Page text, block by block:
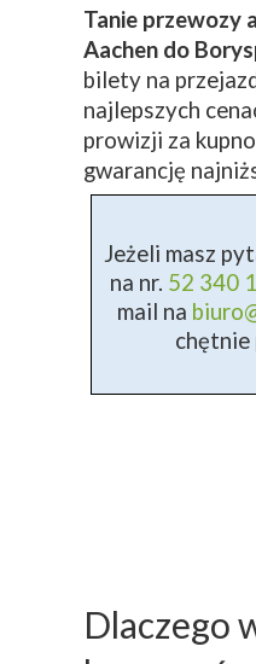
Tanie przewozy
Aachen do
bilety na
najlepszych
prowizji za
gwarancję
Jeżeli masz
na nr. 52 340
mail na
chętnie
Dlaczego